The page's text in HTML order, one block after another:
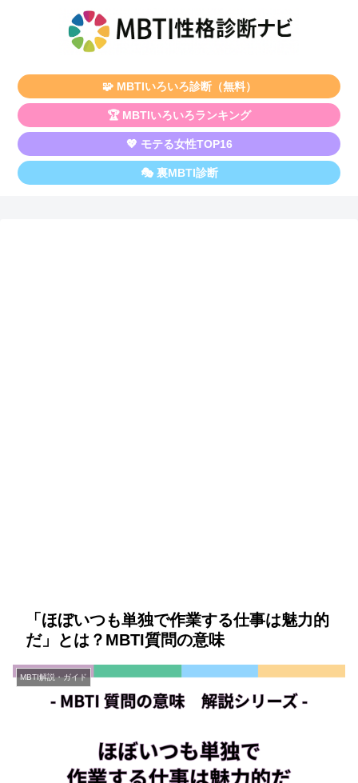
🧩 MBTIいろいろ診断（無料）
🏆 MBTIいろいろランキング
💖 モテる女性TOP16
🎭 裏MBTI診断
「ほぼいつも単独で作業する仕事は魅力的
だ」とは？MBTI質問の意味
MBTI解説・ガイド